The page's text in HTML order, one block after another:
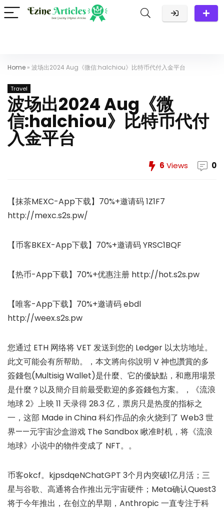
Home » 波场出2024 Aug《微信:halchiou》比特币代付入金平台
Travel
波场出2024 Aug《微
信:halchiou》比特币代付
入金平台
6 Views 0
【抹茶MEXC-App下载】70%+邀请码 1Z1F7
http://mexc.s2s.pw/
【币客BKEX-App下载】70%+邀请码 YRSC1BQF
【热币-App下载】70%+优惠注册 http://hot.s2s.pw
【唯客-App下载】70%+邀请码 ebdl
http://weex.s2s.pw
您通过 ETH 网络将 VET 发送到您的 Ledger 以太坊地址。
此文可能会有所帮助。，本文將向你說明 V 神也讚賞的多
簽錢包(Multisig Wallet)是什麼、它的優缺點，和應用場景
是什麼？以及簡介目前最受歡迎的多簽錢包方案。，《流浪
地球 2》上映 11 天录得 28.3 亿，票房只是热度的指标之
一，这部 Made in China 科幻作品的余火烧到了 Web3 世
界——元宇宙沙盒游戏 The Sandbox 瞅准时机，将《流浪
地球》小说中的物件变成了 NFT。。
币客okcf。kjpsdqeNChatGPT 3个月内突破1亿月活；三
星与谷歌、高通将合作推出元宇宙硬件；Meta确认Quest3
将于今年推出，在创立的早期，Anthropic 一直专注于科